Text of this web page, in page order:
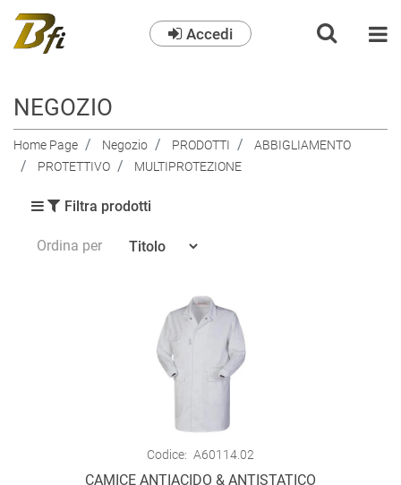
Accedi
NEGOZIO
Home Page Negozio PRODOTTI
ABBIGLIAMENTO
PROTETTIVO
MULTIPROTEZIONE
Filtra prodotti
Ordina per
Codice: A60114.02
CAMICE ANTIACIDO & ANTISTATICO